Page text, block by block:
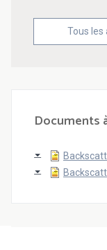
Tous les
Documents